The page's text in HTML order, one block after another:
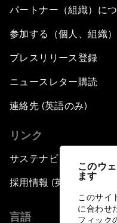
このウ
ます
このサイ
に合わせ
フィック
パートナー（組織）に
参加する（個人、組織）
プレスリリース登録
ニュースレター購読
連絡先 (英語のみ)
リンク
サステナビリティへの取
採用情報 (英語のみ)
言語